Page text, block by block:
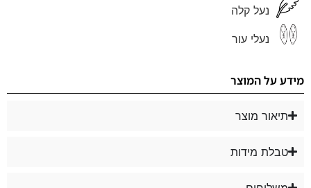
נעל קלה
נעלי עור
מידע על המוצר
תיאור מוצר
טבלת מידות